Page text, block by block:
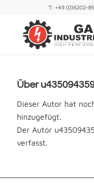
T: +49 (0)6202-
Über
Dieser Autor hat
hinzugefügt.
Der Autor
verfasst.